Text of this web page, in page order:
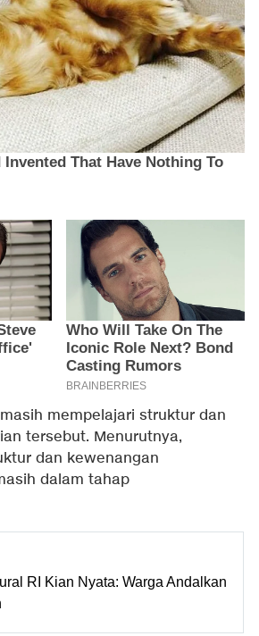
mempelajari struktur dan
tersebut. Menurutnya,
dan kewenangan
dalam tahap
RI Kian Nyata: Warga Andalkan